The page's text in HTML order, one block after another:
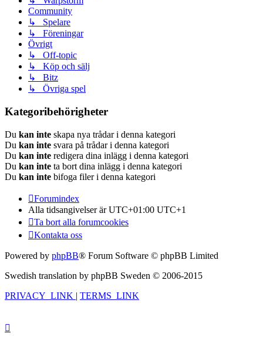
Community
↳ Spelare
↳ Föreningar
Övrigt
↳ Off-topic
↳ Köp och sälj
↳ Bitz
↳ Övriga spel
Kategoribehörigheter
Du kan inte skapa nya trådar i denna kategori
Du kan inte svara på trådar i denna kategori
Du kan inte redigera dina inlägg i denna kategori
Du kan inte ta bort dina inlägg i denna kategori
Du kan inte bifoga filer i denna kategori
Forumindex
Alla tidsangivelser är UTC+01:00 UTC+1
Ta bort alla forumcookies
Kontakta oss
Powered by phpBB® Forum Software © phpBB Limited
Swedish translation by phpBB Sweden © 2006-2015
PRIVACY_LINK | TERMS_LINK